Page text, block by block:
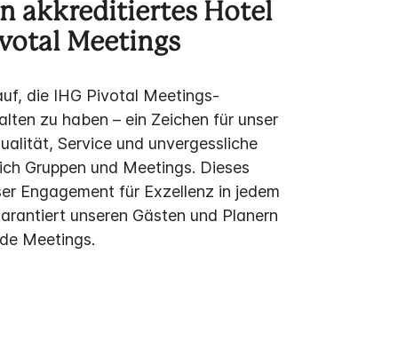
akkreditiertes Hotel
Meetings
die IHG Pivotal Meetings-
zu haben – ein Zeichen für unser
Service und unvergessliche
Gruppen und Meetings. Dieses
Engagement für Exzellenz in jedem
unseren Gästen und Planern
Meetings.